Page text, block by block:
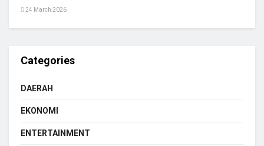
24 March 2026
Categories
DAERAH
EKONOMI
ENTERTAINMENT